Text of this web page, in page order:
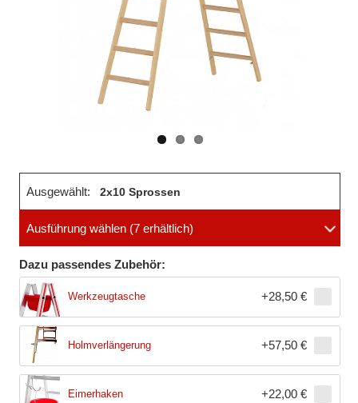
Ausgewählt: 2x10 Sprossen
Ausführung wählen (7 erhältlich)
Dazu passendes Zubehör:
Werkzeugtasche +28,50 €
Holmverlängerung +57,50 €
Eimerhaken +22,00 €